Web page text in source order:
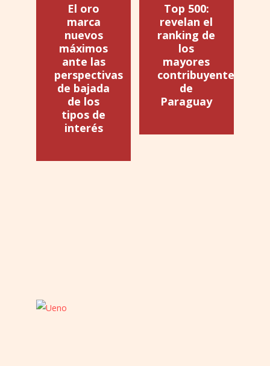
El oro
marca
nuevos
máximos
ante las
perspectivas
de bajada
de los
tipos de
interés
Top 500:
revelan el
ranking de
los
mayores
contribuyentes
de
Paraguay